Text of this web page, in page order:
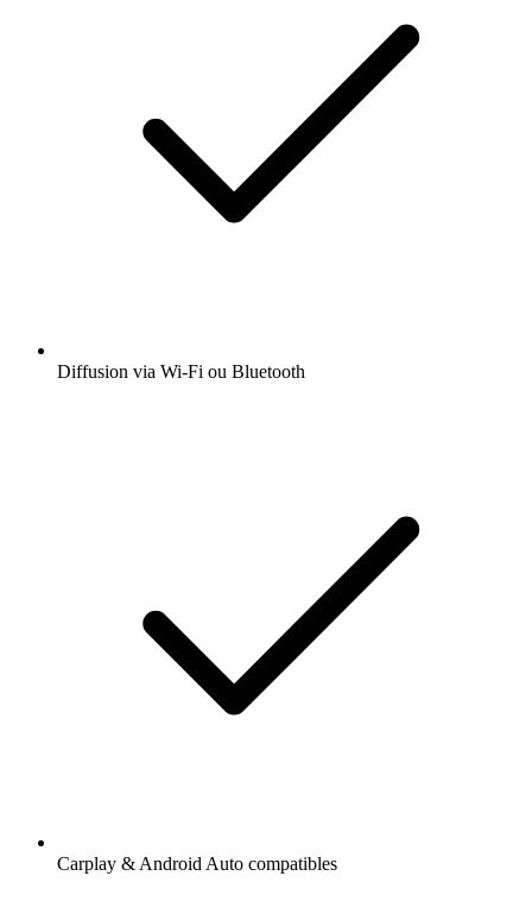
Diffusion via Wi-Fi ou Bluetooth
Carplay & Android Auto compatibles